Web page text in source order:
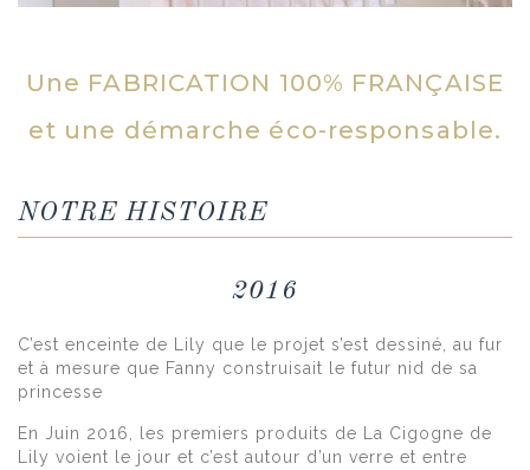
Une FABRICATION 100% FRANÇAISE
et une démarche éco-responsable.
NOTRE HISTOIRE
2016
C’est enceinte de Lily que le projet s’est dessiné, au fur
et à mesure que Fanny construisait le futur nid de sa
princesse
En Juin 2016, les premiers produits de La Cigogne de
Lily voient le jour et c’est autour d’un verre et entre